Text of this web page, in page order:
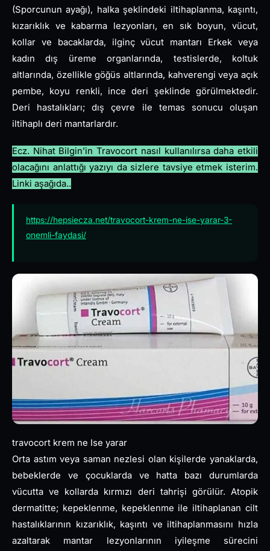
(Sporcunun ayağı), halka şeklindeki iltihaplanma, kaşıntı,
kızarıklık ve kabarma lezyonları, en sık boyun, vücut,
kollar ve bacaklarda, ilginç vücut mantarı Erkek veya
kadın dış üreme organlarında, testislerde, koltuk
altlarında, özellikle göğüs altlarında, kahverengi veya açık
pembe, koyu renkli, ince deri şeklinde görülmektedir.
Deri hastalıkları; dış çevre ile temas sonucu oluşan
iltihaplı deri mantarlardır.
Ecz. Nihat Bilgin’in Travocort nasıl kullanılırsa daha etkili
olacağını anlattığı yazıyı da sizlere tavsiye etmek isterim.
Linki aşağıda..
https://hepsiecza.net/travocort-krem-ne-ise-yarar-3-
onemli-faydasi/
travocort krem ne Ise yarar
Orta astım veya saman nezlesi olan kişilerde yanaklarda,
bebeklerde ve çocuklarda ve hatta bazı durumlarda
vücutta ve kollarda kırmızı deri tahrişi görülür. Atopik
dermatitte; kepeklenme, kepeklenme ile iltihaplanan cilt
hastalıklarının kızarıklık, kaşıntı ve iltihaplanmasını hızla
azaltarak mantar lezyonlarının iyileşme sürecini